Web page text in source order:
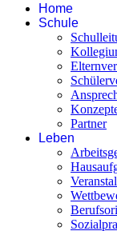
Home
Schule
Partner
Leben